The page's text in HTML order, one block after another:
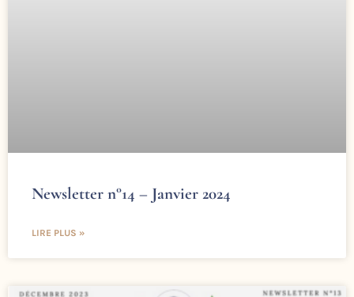
Newsletter n°14 – Janvier 2024
LIRE PLUS »